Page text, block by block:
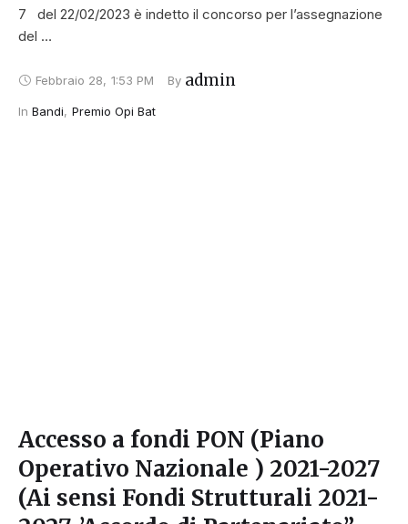
7 del 22/02/2023 è indetto il concorso per l’assegnazione
del …
Febbraio 28, 1:53 PM By admin
In Bandi, Premio Opi Bat
Accesso a fondi PON (Piano
Operativo Nazionale ) 2021-2027
(Ai sensi Fondi Strutturali 2021-